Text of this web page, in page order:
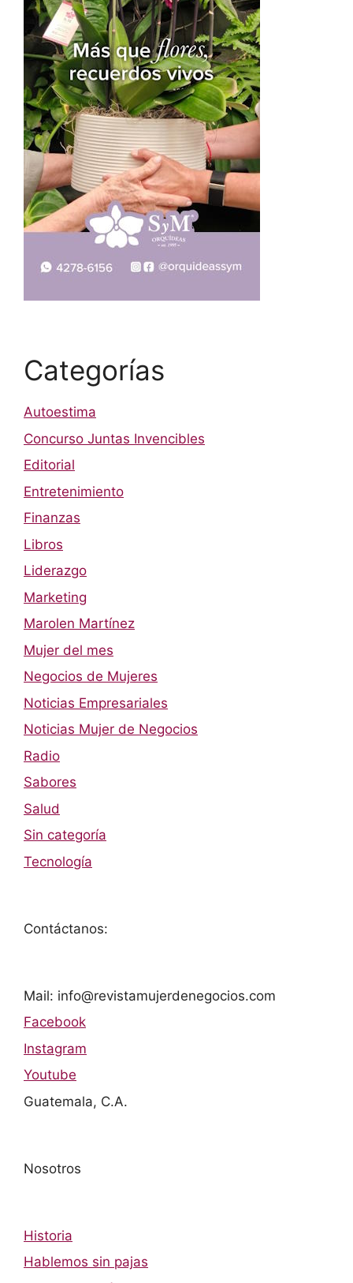
Categorías
Autoestima
Concurso Juntas Invencibles
Editorial
Entretenimiento
Finanzas
Libros
Liderazgo
Marketing
Marolen Martínez
Mujer del mes
Negocios de Mujeres
Noticias Empresariales
Noticias Mujer de Negocios
Radio
Sabores
Salud
Sin categoría
Tecnología
Contáctanos:
Mail: info@revistamujerdenegocios.com
Facebook
Instagram
Youtube
Guatemala, C.A.
Nosotros
Historia
Hablemos sin pajas